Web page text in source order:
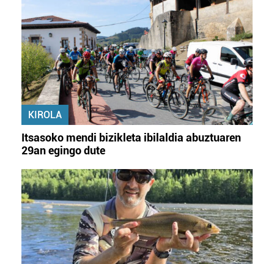
KIROLA
Itsasoko mendi bizikleta ibilaldia abuztuaren
29an egingo dute